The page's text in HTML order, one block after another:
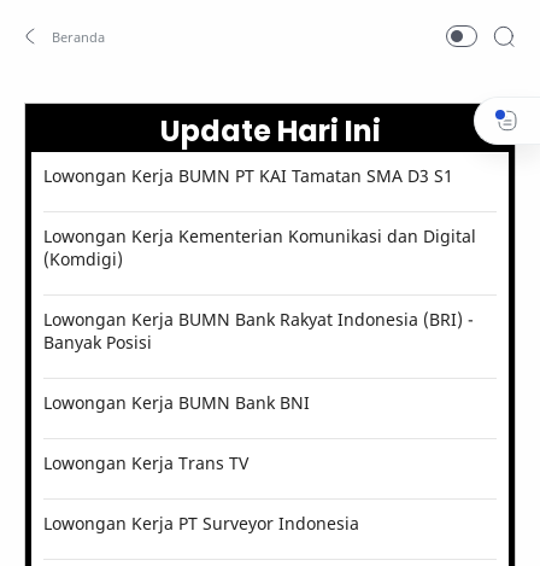
Update Hari Ini
Lowongan Kerja BUMN PT KAI Tamatan SMA D3 S1
Lowongan Kerja Kementerian Komunikasi dan Digital
(Komdigi)
Lowongan Kerja BUMN Bank Rakyat Indonesia (BRI) -
Banyak Posisi
Lowongan Kerja BUMN Bank BNI
Lowongan Kerja Trans TV
Lowongan Kerja PT Surveyor Indonesia